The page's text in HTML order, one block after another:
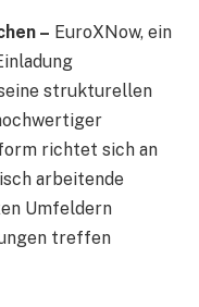
– EuroXNow, ein
strukturellen
richtet sich an
arbeitende
Umfeldern
treffen